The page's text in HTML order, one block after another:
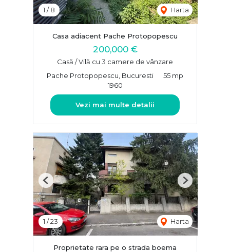
1 /8 Harta
Casa adiacent Pache Protopopescu
200,000 €
Casă / Vilă cu 3 camere de vânzare
Pache Protopopescu, Bucuresti
55 mp
1960
Vezi mai multe detalii
1 /23 Harta
Previous Next
Proprietate rara pe o strada boema